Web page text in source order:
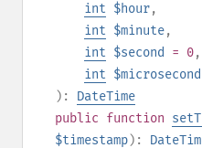
int $hour,
int $minute,
int $second = 0,
int $microsecond
): DateTime
public function
$timestamp):